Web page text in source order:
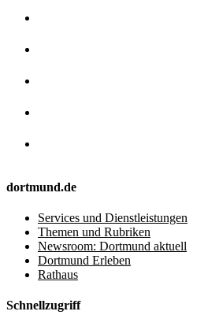
dortmund.de
Services und Dienstleistungen
Themen und Rubriken
Newsroom: Dortmund aktuell
Dortmund Erleben
Rathaus
Schnellzugriff